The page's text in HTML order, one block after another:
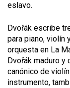
eslavo.
Dvořák escribe
para piano, violín
orquesta en La
Dvořák maduro y
canónico de
instrumento,